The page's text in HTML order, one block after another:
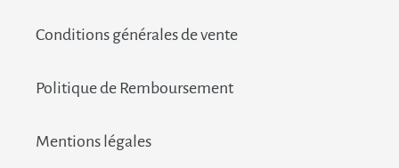
Conditions générales de vente
Politique de Remboursement
Mentions légales